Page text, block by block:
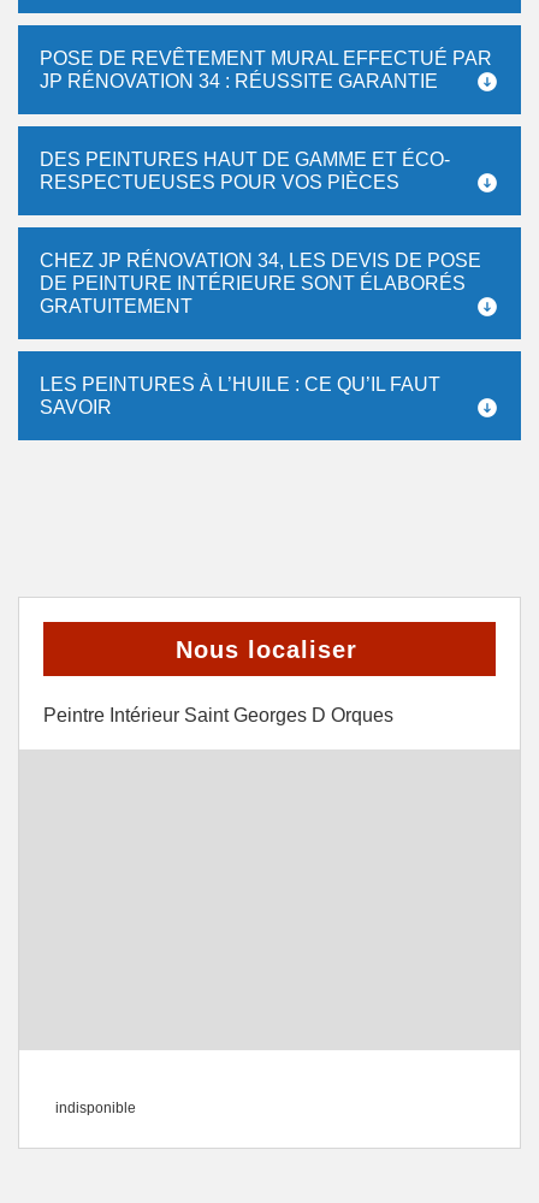
POSE DE REVÊTEMENT MURAL EFFECTUÉ PAR
JP RÉNOVATION 34 : RÉUSSITE GARANTIE
DES PEINTURES HAUT DE GAMME ET ÉCO-
RESPECTUEUSES POUR VOS PIÈCES
CHEZ JP RÉNOVATION 34, LES DEVIS DE POSE
DE PEINTURE INTÉRIEURE SONT ÉLABORÉS
GRATUITEMENT
LES PEINTURES À L’HUILE : CE QU’IL FAUT
SAVOIR
Nous localiser
Peintre Intérieur Saint Georges D Orques
indisponible